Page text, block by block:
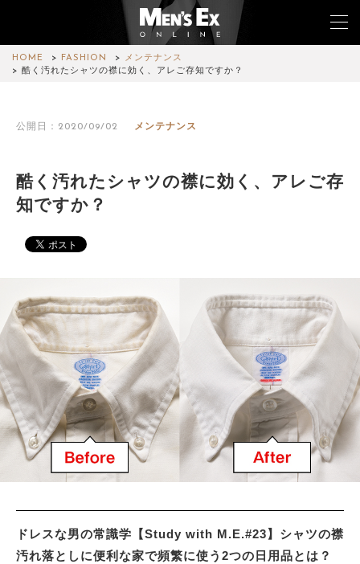
HOME FASHION
メンテナンス
酷く汚れたシャツの襟に効く、アレご存知ですか？
公開日：2020/09/02 メンテナンス
酷く汚れたシャツの襟に効く、アレご存
知ですか？
ドレスな男の常識学【Study with M.E.#23】シャツの襟
汚れ落としに便利な家で頻繁に使う2つの日用品とは？
WATCH
CAR&BIKE
LIFESTYLE
MAGAZINE
ABOUT SITE
サイトマップ